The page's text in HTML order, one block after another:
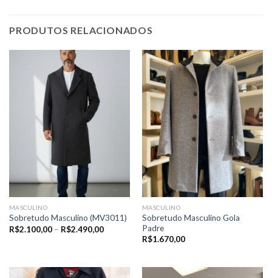
PRODUTOS RELACIONADOS
MASCULINO
Sobretudo Masculino (MV3011)
R$2.100,00 – R$2.490,00Price
R$2.100,00
MASCULINO
Sobretudo Masculino Gola
Padre
R$1.670,00